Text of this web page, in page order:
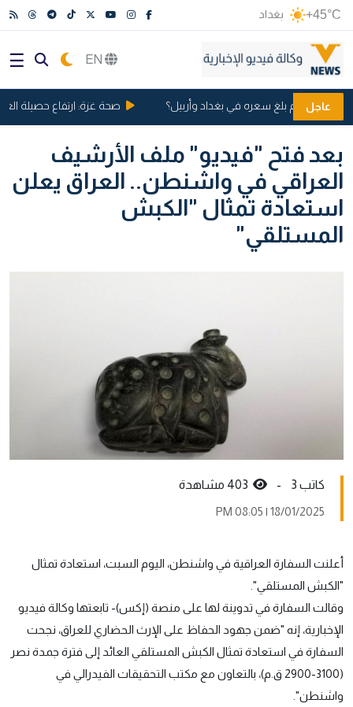
+45°C بغداد
عاجل
كم بلغ سعره في بغداد وأربيل؟ صحة غزة: ارتفاع حصيلة العدوان
بعد فتح "فيديو" ملف الأرشيف
العراقي في واشنطن.. العراق يعلن
استعادة تمثال "الكبش
المستلقي"
كاتب 3 -
18/01/2025 | 08:05 PM
أعلنت السفارة العراقية في واشنطن، اليوم السبت، استعادة تمثال
"الكبش المستلقي".
وقالت السفارة في تدوينة لها على منصة (إكس)- تابعتها وكالة فيديو
الإخبارية، إنه "ضمن جهود الحفاظ على الإرث الحضاري للعراق، نجحت
السفارة في استعادة تمثال الكبش المستلقي العائد إلى فترة جمدة نصر
(3100-2900 ق.م)، بالتعاون مع مكتب التحقيقات الفيدرالي في
واشنطن".